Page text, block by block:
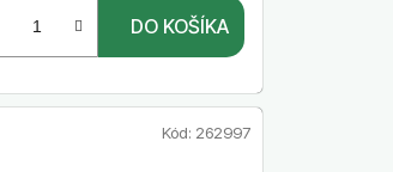
DO KOŠÍKA
Kód: 262997